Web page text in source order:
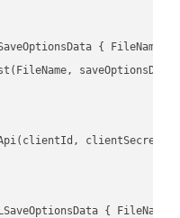
{ FileName =
clientSecret);
{ FileName